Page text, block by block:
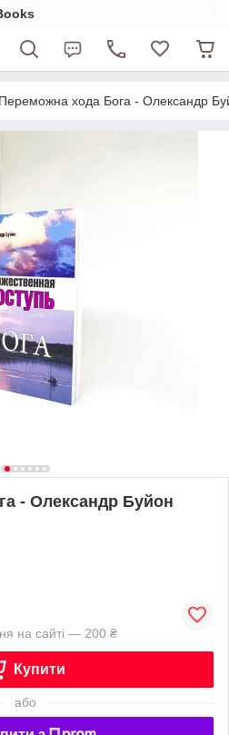
Переможна хода Бога - Олександр
- Олександр Буйон
на сайті — 200 ₴
Купити
або